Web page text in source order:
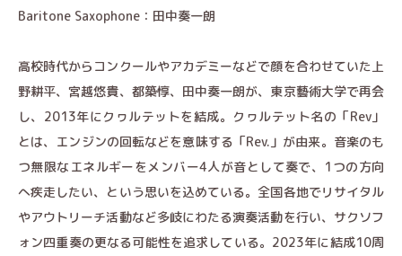
Baritone Saxophone：田中奏一朗
高校時代からコンクールやアカデミーなどで顔を合わせていた上
野耕平、宮越悠貴、都築惇、田中奏一朗が、東京藝術大学で再会
し、2013年にクヮルテットを結成。クヮルテット名の「Rev」
とは、エンジンの回転などを意味する「Rev.」が由来。音楽のも
つ無限なエネルギーをメンバー4人が音として奏で、1つの方向
へ疾走したい、という思いを込めている。全国各地でリサイタル
やアウトリーチ活動など多岐にわたる演奏活動を行い、サクソフ
ォン四重奏の更なる可能性を追求している。2023年に結成10周